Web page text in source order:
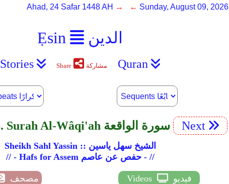
Ẹsin الدين
Ahad, 24 Safar 1448 AH → ← Sunday, August 09, 2026
Stories Share مشاركة Quran
56. Surah Al-Wâqi'ah سورة الواقعة Next
Sheikh Sahl Yassin :: الشيخ سهل ياسين
// - Hafs for Assem حفص عن عاصم - //
مصحف Videos فيديو